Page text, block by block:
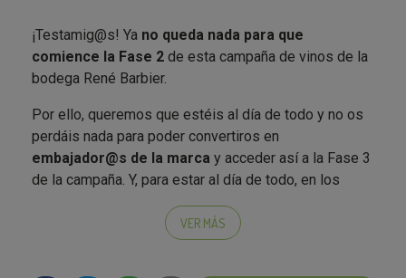
vino tintocrianza de un mes en barrica de roble
americano; unrosado que presenta una entrada suave
en boca, dando una sensación de dulzor muy bien
buena intensidad entre los que destacan la manzana,
la piña y un ligero fondo de cítricos.
¡Testamig@s! Ya no queda nada para que
comience la Fase 2 de esta campaña de vinos de la
bodega René Barbier.
Por ello, queremos que estéis al día de todo y no os
perdáis nada para poder convertiros en
embajador@s de la marca y acceder así a la Fase 3
de la campaña. Y, para estar al día de todo, en los
Barbier? Pues, claro que sí,¡sus redes sociales!
en día son básicas para no perderse ninguna novedad
VER MÁS